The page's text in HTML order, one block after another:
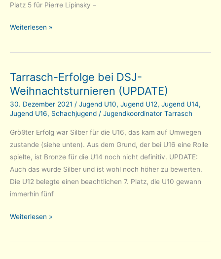
Platz 5 für Pierre Lipinsky –
Münchner
Einzelmeisterschaften:
Tarrasch-
Spieler,
drei
vierte
Weiterlesen »
Tarrasch-Erfolge bei DSJ-
Weihnachtsturnieren (UPDATE)
30. Dezember 2021 / Jugend U10, Jugend U12, Jugend U14,
Jugend U16, Schachjugend / Jugendkoordinator Tarrasch
Größter Erfolg war Silber für die U16, das kam auf Umwegen
zustande (siehe unten). Aus dem Grund, der bei U16 eine Rolle
spielte, ist Bronze für die U14 noch nicht definitiv. UPDATE:
Auch das wurde Silber und ist wohl noch höher zu bewerten.
Die U12 belegte einen beachtlichen 7. Platz, die U10 gewann
immerhin fünf
Tarrasch-
bei
Weiterlesen »